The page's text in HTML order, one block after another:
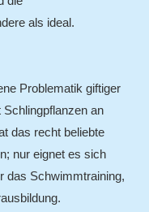
als ideal.
Problematik giftiger
an
das recht beliebte
nur eignet es sich
das Schwimmtraining,